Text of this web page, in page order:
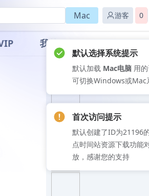
Mac 游客 0
我的
推荐文章
默认选择系统提示
默认加载 Mac电脑 用
可切换Windows或Mac
首次访问提示
默认创建了ID为21196
点时间站资源下载功能
放，感谢您的支持